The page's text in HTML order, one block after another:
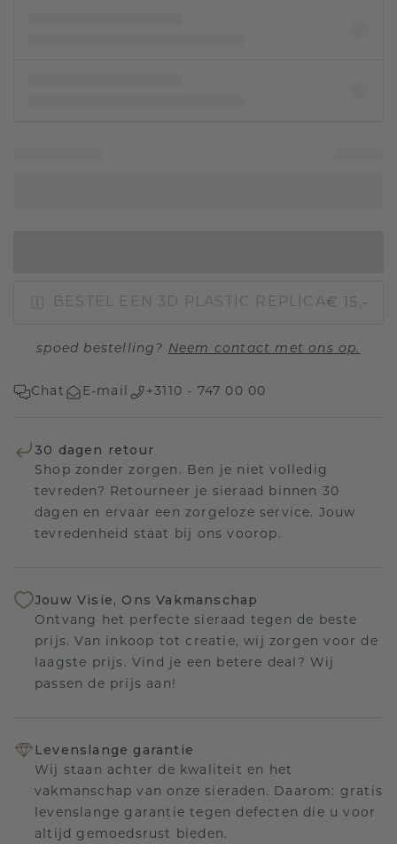
BESTEL EEN 3D PLASTIC REPLICA€ 15,-
spoed bestelling? Neem contact met ons op.
Chat E-mail +3110 - 747 00 00
30 dagen retour
Shop zonder zorgen. Ben je niet volledig
tevreden? Retourneer je sieraad binnen 30
dagen en ervaar een zorgeloze service. Jouw
tevredenheid staat bij ons voorop.
Jouw Visie, Ons Vakmanschap
Ontvang het perfecte sieraad tegen de beste
prijs. Van inkoop tot creatie, wij zorgen voor de
laagste prijs. Vind je een betere deal? Wij
passen de prijs aan!
Levenslange garantie
Wij staan achter de kwaliteit en het
vakmanschap van onze sieraden. Daarom: gratis
levenslange garantie tegen defecten die u voor
altijd gemoedsrust bieden.